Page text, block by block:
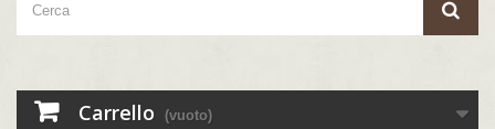
Carrello (vuoto)